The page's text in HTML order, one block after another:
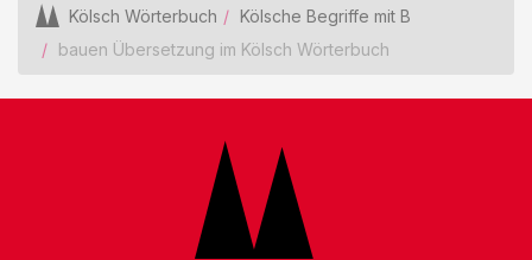
Kölsch Wörterbuch
Kölsche Begriffe mit B
bauen Übersetzung im Kölsch Wörterbuch